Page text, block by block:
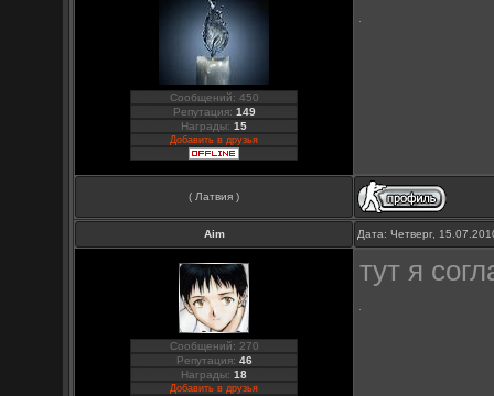
Сообщений: 450
Репутация: 149
Награды:15
Добавить в друзья
( Латвия )
Aim Дата: Четверг,
Сообщений: 270
Репутация: 46
Награды:18
Добавить в друзья
тут я